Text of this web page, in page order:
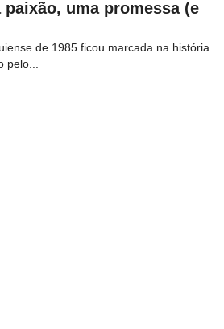
uma promessa (e
de 1985 ficou marcada na história